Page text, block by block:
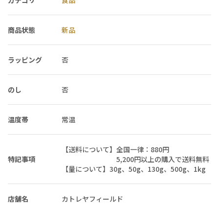
商品状態 新品
ラッピング 否
のし 否
温度帯 常温
特記事項
【送料について】全国一律：880円
5,200円以上の購入で送料無料
【量について】30g、50g、130g、500g、1kg
店舗名 カトレヤフィールド